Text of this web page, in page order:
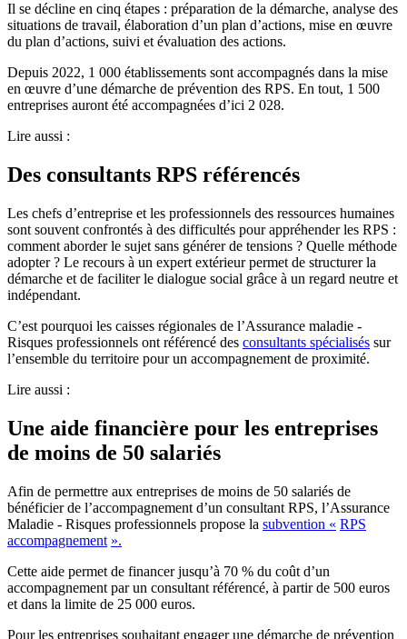
Il se décline en cinq étapes : préparation de la démarche, analyse des
situations de travail, élaboration d’un plan d’actions, mise en œuvre
du plan d’actions, suivi et évaluation des actions.
Depuis 2022, 1 000 établissements sont accompagnés dans la mise
en œuvre d’une démarche de prévention des RPS. En tout, 1 500
entreprises auront été accompagnées d’ici 2 028.
Lire aussi :
Des consultants RPS référencés
Les chefs d’entreprise et les professionnels des ressources humaines
sont souvent confrontés à des difficultés pour appréhender les RPS :
comment aborder le sujet sans générer de tensions ? Quelle méthode
adopter ? Le recours à un expert extérieur permet de structurer la
démarche et de faciliter le dialogue social grâce à un regard neutre et
indépendant.
C’est pourquoi les caisses régionales de l’Assurance maladie -
Risques professionnels ont référencé des consultants spécialisés sur
l’ensemble du territoire pour un accompagnement de proximité.
Lire aussi :
Une aide financière pour les entreprises
de moins de 50 salariés
Afin de permettre aux entreprises de moins de 50 salariés de
bénéficier de l’accompagnement d’un consultant RPS, l’Assurance
Maladie - Risques professionnels propose la subvention « RPS
accompagnement ».
Cette aide permet de financer jusqu’à 70 % du coût d’un
accompagnement par un consultant référencé, à partir de 500 euros
et dans la limite de 25 000 euros.
Pour les entreprises souhaitant engager une démarche de prévention